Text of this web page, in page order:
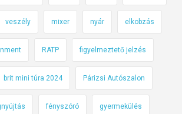
veszély mixer nyár elkobzás
RATP figyelmeztető jelzés
brit mini túra 2024 Párizsi Autószalon
fényszóró gyermekülés